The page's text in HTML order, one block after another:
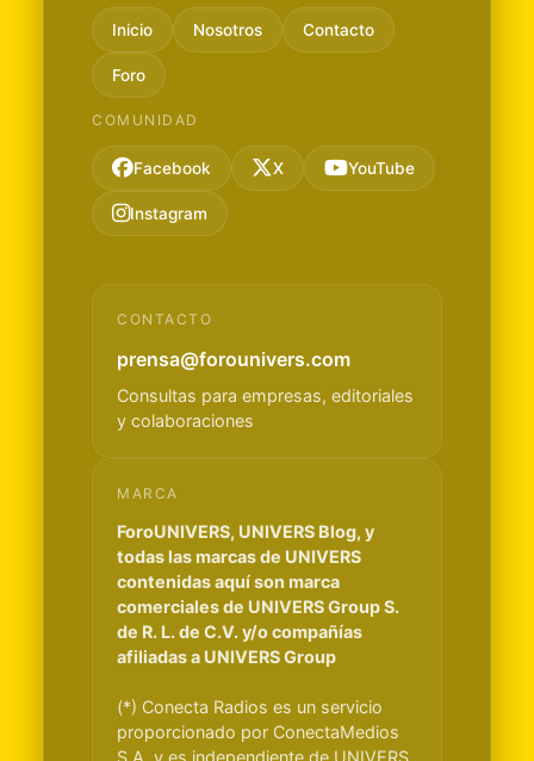
Inicio Nosotros Contacto
Foro
COMUNIDAD
Facebook X YouTube
Instagram
CONTACTO
prensa@forounivers.com
Consultas para empresas, editoriales
y colaboraciones
MARCA
ForoUNIVERS, UNIVERS Blog, y
todas las marcas de UNIVERS
contenidas aquí son marca
comerciales de UNIVERS Group S.
de R. L. de C.V. y/o compañías
afiliadas a UNIVERS Group
(*) Conecta Radios es un servicio
proporcionado por ConectaMedios
S.A. y es independiente de UNIVERS